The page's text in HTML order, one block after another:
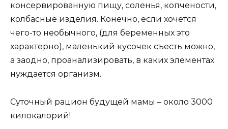
консервированную пищу, соленья, копчености,
колбасные изделия. Конечно, если хочется
чего-то необычного, (для беременных это
характерно), маленький кусочек съесть можно,
а заодно, проанализировать, в каких элементах
нуждается организм.
Суточный рацион будущей мамы – около 3000
килокалорий!